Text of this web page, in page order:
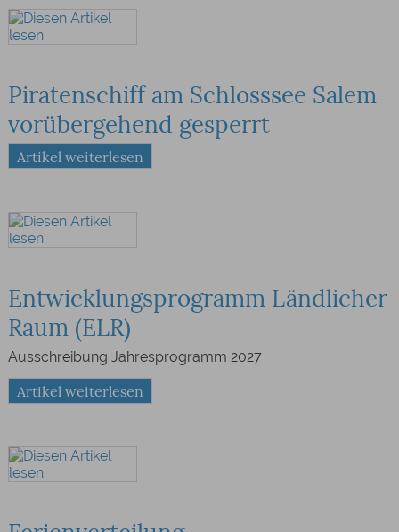
Piratenschiff am Schlosssee Salem
vorübergehend gesperrt
Artikel weiterlesen
Entwicklungsprogramm Ländlicher
Raum (ELR)
Ausschreibung Jahresprogramm 2027
Artikel weiterlesen